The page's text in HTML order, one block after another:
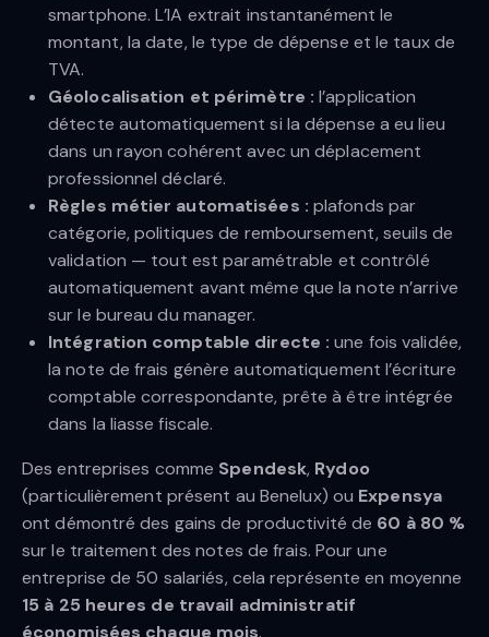
smartphone. L’IA extrait instantanément le
montant, la date, le type de dépense et le taux de
TVA.
Géolocalisation et périmètre : l’application
détecte automatiquement si la dépense a eu lieu
dans un rayon cohérent avec un déplacement
professionnel déclaré.
Règles métier automatisées : plafonds par
catégorie, politiques de remboursement, seuils de
validation — tout est paramétrable et contrôlé
automatiquement avant même que la note n’arrive
sur le bureau du manager.
Intégration comptable directe : une fois validée,
la note de frais génère automatiquement l’écriture
comptable correspondante, prête à être intégrée
dans la liasse fiscale.
Des entreprises comme Spendesk, Rydoo
(particulièrement présent au Benelux) ou Expensya
ont démontré des gains de productivité de 60 à 80 %
sur le traitement des notes de frais. Pour une
entreprise de 50 salariés, cela représente en moyenne
15 à 25 heures de travail administratif
économisées chaque mois.